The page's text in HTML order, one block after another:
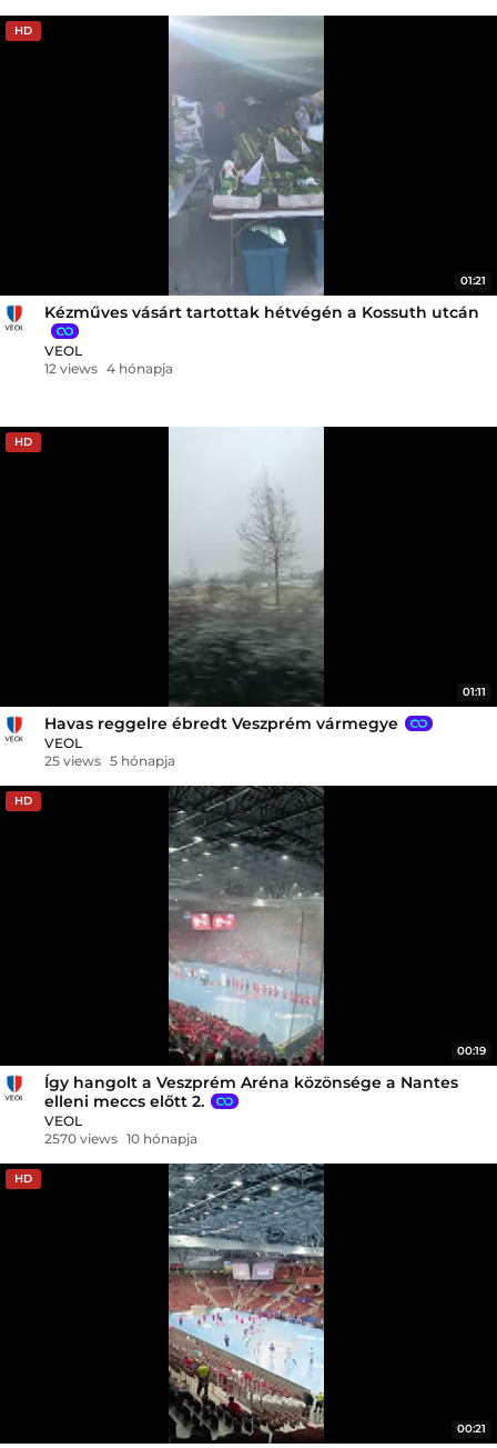
HD
01:21
Kézműves vásárt tartottak hétvégén a Kossuth utcán
VEOL
12 views 4 hónapja
HD
01:11
Havas reggelre ébredt Veszprém vármegye
VEOL
25 views 5 hónapja
HD
00:19
Így hangolt a Veszprém Aréna közönsége a Nantes
elleni meccs előtt 2.
VEOL
2570 views 10 hónapja
HD
00:21